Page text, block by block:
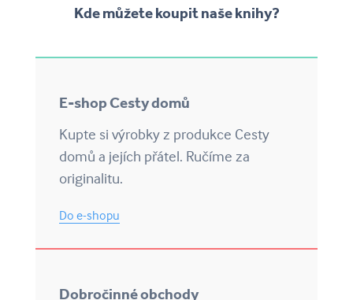
Kde můžete koupit naše knihy?
E-shop Cesty domů
Kupte si výrobky z produkce Cesty
domů a jejích přátel. Ručíme za
originalitu.
Do e-shopu
Dobročinné obchody